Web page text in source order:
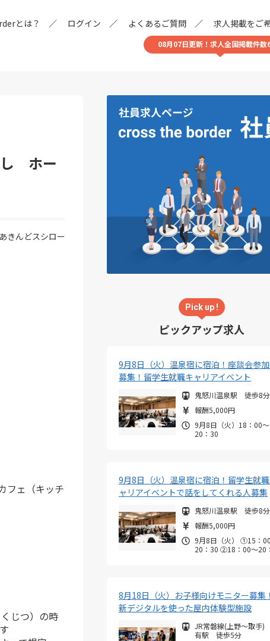
とは？ ログイン よくあるご質問 求人掲載をご
08月07日更新！求人全国掲載件数
し ホー
きんどスシロー
フェ（キッチ
じつ）の時
Pick up !
ピックアップ求人
9月8日（火）温泉宿に宿泊！座談会参
募集！留学生就職キャリアイベント
鬼怒川温泉駅 徒歩8分
報酬5,000円
9月8日（火）18：00～
20：30
9月8日（火）温泉宿に宿泊！留学生就
ャリアイベントで話をしてくれる人募集
鬼怒川温泉駅 徒歩8分
報酬5,000円
9月8日（火） ①15：
20：30 ②18：00～20
8月18日（火）お子様向けモニター募集
新デジタルを使った屋内体験型施設
JR常磐線(上野～取手
有駅 徒歩5分